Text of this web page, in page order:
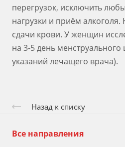
перегрузок, исключить
нагрузки и приём алкоголя.
сдачи крови. У женщин
на 3-5 день менструального
указаний лечащего врача).
Назад к списку
Все направления